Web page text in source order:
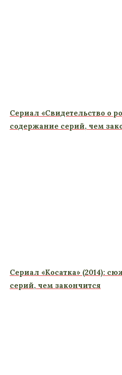
Сериал «Свидетельство о
содержание серий, чем
Сериал «Косатка» (2014):
серий, чем закончится